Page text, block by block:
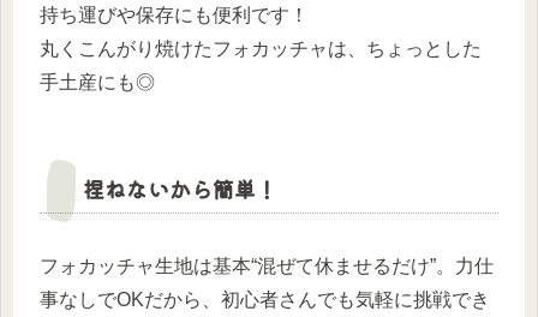
持ち運びや保存にも便利です！
丸くこんがり焼けたフォカッチャは、ちょっとした
手土産にも◎
捏ねないから簡単！
フォカッチャ生地は基本“混ぜて休ませるだけ”。力仕
事なしでOKだから、初心者さんでも気軽に挑戦でき